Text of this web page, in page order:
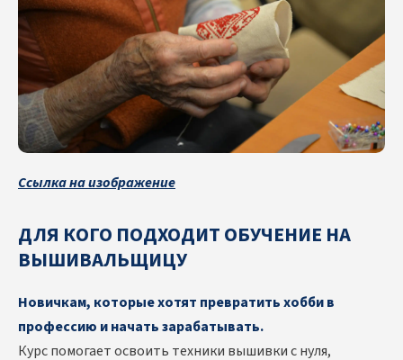
Ссылка на изображение
ДЛЯ КОГО ПОДХОДИТ ОБУЧЕНИЕ НА
ВЫШИВАЛЬЩИЦУ
Новичкам, которые хотят превратить хобби в
профессию и начать зарабатывать.
Курс помогает освоить техники вышивки с нуля,